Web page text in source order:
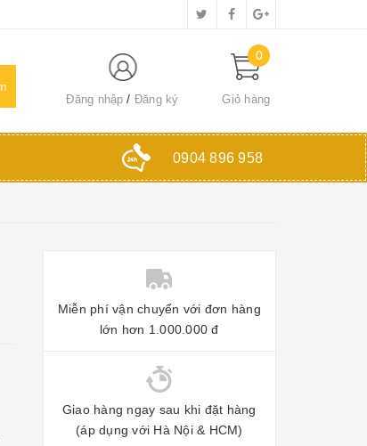
Đăng nhập Đăng ký
0
Giỏ hàng
0904 896 958
Miễn phí vận chuyển với đơn hàng
lớn hơn 1.000.000 đ
Giao hàng ngay sau khi đặt hàng
(áp dụng với Hà Nội & HCM)